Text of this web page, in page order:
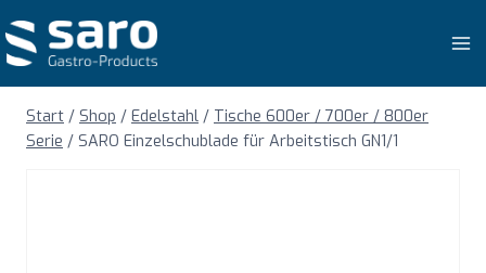
Inhalt
springen
Start / Shop / Edelstahl / Tische 600er / 700er / 800er
Serie / SARO Einzelschublade für Arbeitstisch GN1/1